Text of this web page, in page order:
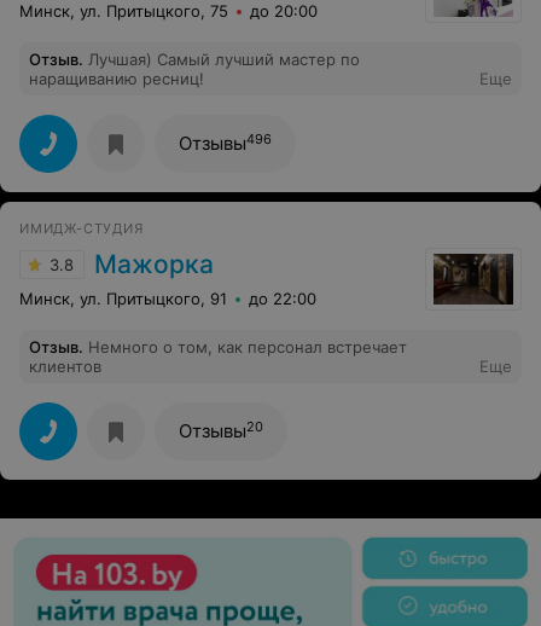
Минск, ул. Притыцкого, 75 до 20:00
Отзыв. Лучшая) Самый лучший мастер по
наращиванию ресниц!
Еще
Отзывы496
ИМИДЖ-СТУДИЯ
3.8 Мажорка
Минск, ул. Притыцкого, 91 до 22:00
Отзыв. Немного о том, как персонал встречает
клиентов
Еще
Отзывы20